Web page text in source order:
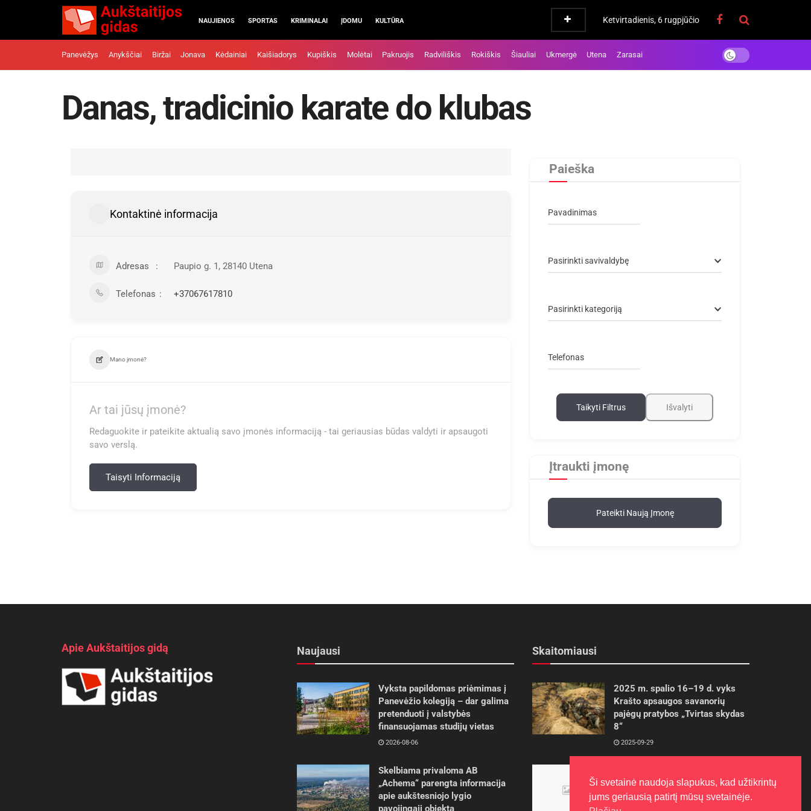
NAUJIENOS SPORTAS KRIMINALAI ĮDOMU KULTŪRA Ketvirtadienis, 6 rugpjūčio
Panevėžys Anykščiai Biržai Jonava Kėdainiai Kaišiadorys Kupiškis Molėtai Pakruojis Radviliškis Rokiškis Šiauliai Ukmergė Utena Zarasai
Danas, tradicinio karate do klubas
Kontaktinė informacija
Adresas Paupio g. 1, 28140 Utena
Telefonas +37067617810
Mano įmonė?
Ar tai jūsų įmonė?
Redaguokite ir pateikite aktualią savo įmonės informaciją - tai geriausias būdas valdyti ir apsaugoti
savo verslą.
Taisyti Informaciją
Paieška
Pavadinimas
Pasirinkti savivaldybę
Pasirinkti kategoriją
Telefonas
Taikyti Filtrus Išvalyti
Įtraukti įmonę
Pateikti Naują Įmonę
Apie Aukštaitijos gidą Naujausi
Vyksta papildomas priėmimas į
Panevėžio kolegiją – dar galima
pretenduoti į valstybės
finansuojamas studijų vietas
2026-08-06
Skelbiama privaloma AB
„Achema“ parengta informacija
apie aukštesniojo lygio
pavojingąjį objektą
Skaitomiausi
2025 m. spalio 16–19 d. vyks
Krašto apsaugos savanorių
pajėgų pratybos „Tvirtas skydas
8“
2025-09-29
programoje siekia aukso
2015-10-30
Ši svetainė naudoja slapukus, kad užtikrintų
jums geriausią patirtį mūsų svetainėje.